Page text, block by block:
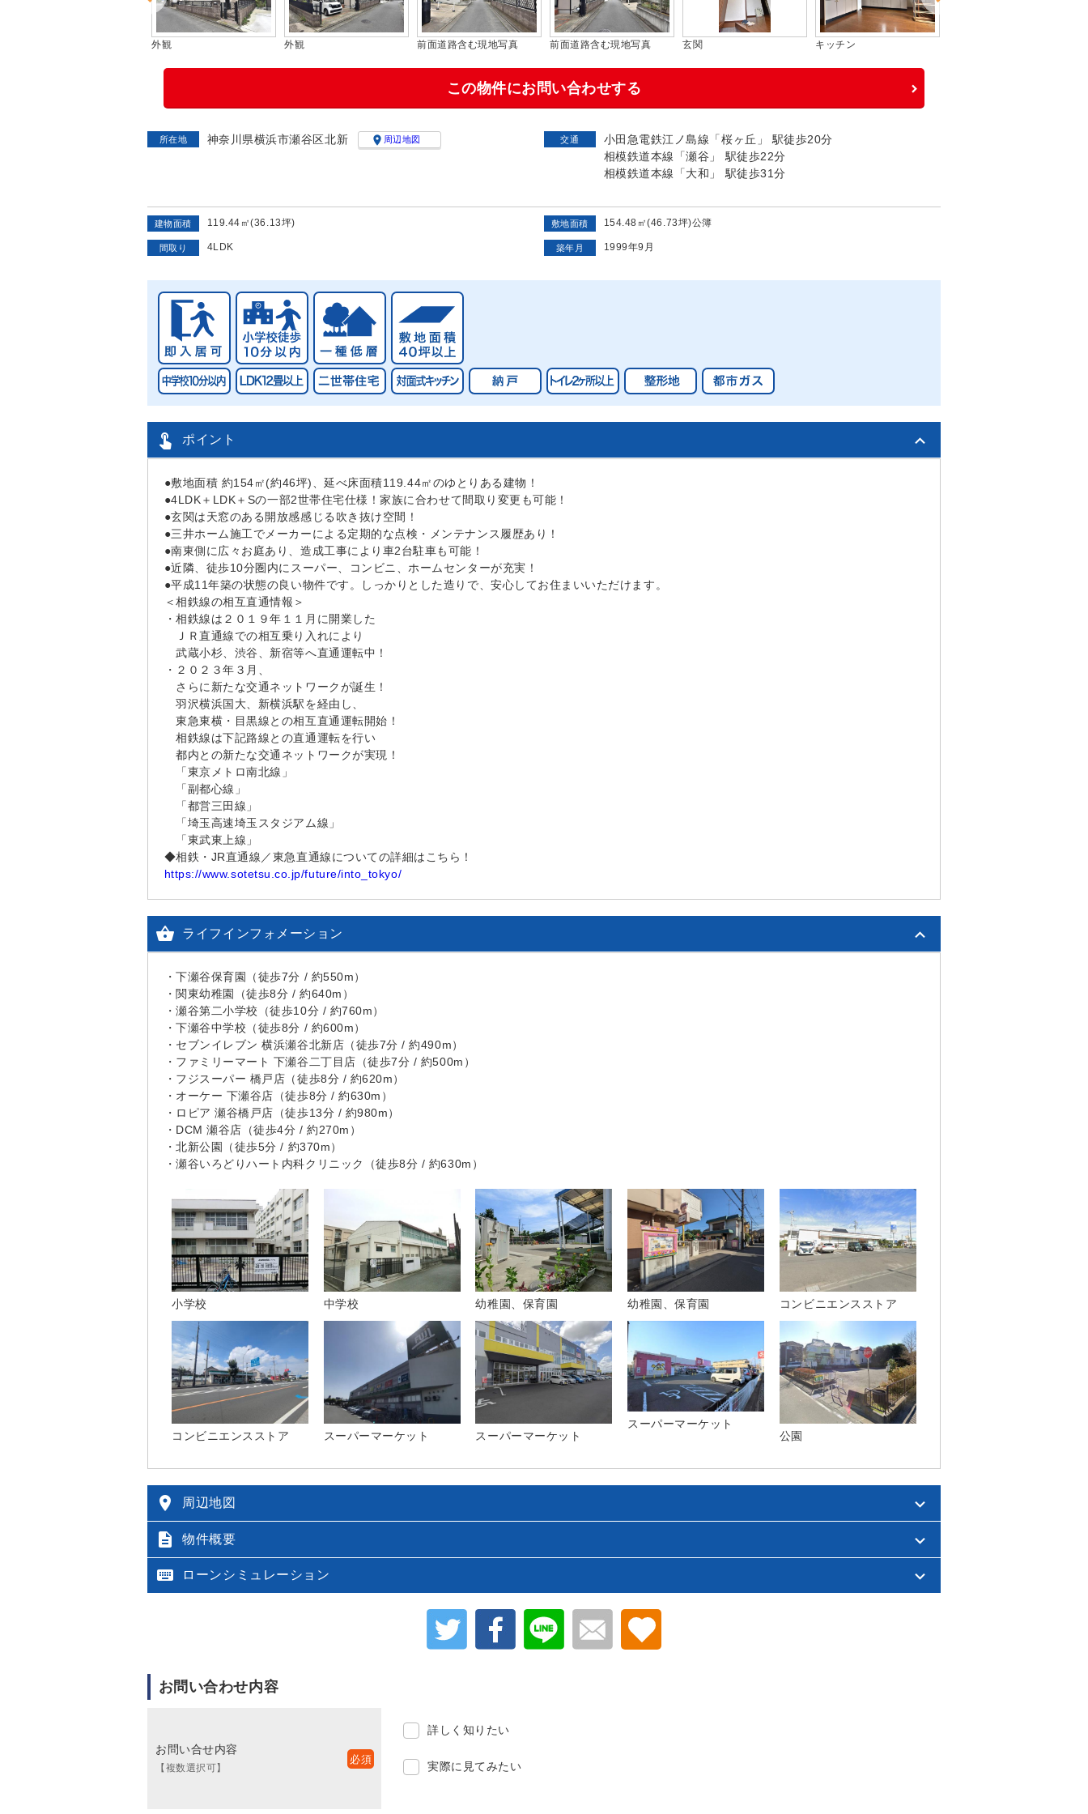
外観 外観 前面道路含む現地写真 前面道路含む現地写真 玄関 キッチン
この物件にお問い合わせする
所在地 神奈川県横浜市瀬谷区北新  周辺地図 交通
小田急電鉄江ノ島線「桜ヶ丘」 駅徒歩20分
相模鉄道本線「瀬谷」 駅徒歩22分
相模鉄道本線「大和」 駅徒歩31分
建物面積 119.44㎡(36.13坪) 敷地面積 154.48㎡(46.73坪)公簿
間取り 4LDK 築年月 1999年9月
 ポイント
●敷地面積 約154㎡(約46坪)、延べ床面積119.44㎡のゆとりある建物！
●4LDK＋LDK＋Sの一部2世帯住宅仕様！家族に合わせて間取り変更も可能！
●玄関は天窓のある開放感感じる吹き抜け空間！
●三井ホーム施工でメーカーによる定期的な点検・メンテナンス履歴あり！
●南東側に広々お庭あり、造成工事により車2台駐車も可能！
●近隣、徒歩10分圏内にスーパー、コンビニ、ホームセンターが充実！
●平成11年築の状態の良い物件です。しっかりとした造りで、安心してお住まいいただけます。
＜相鉄線の相互直通情報＞
・相鉄線は２０１９年１１月に開業した
ＪＲ直通線での相互乗り入れにより
武蔵小杉、渋谷、新宿等へ直通運転中！
・２０２３年３月、
さらに新たな交通ネットワークが誕生！
羽沢横浜国大、新横浜駅を経由し、
東急東横・目黒線との相互直通運転開始！
相鉄線は下記路線との直通運転を行い
都内との新たな交通ネットワークが実現！
「東京メトロ南北線」
「副都心線」
「都営三田線」
「埼玉高速埼玉スタジアム線」
「東武東上線」
◆相鉄・JR直通線／東急直通線についての詳細はこちら！
https://www.sotetsu.co.jp/future/into_tokyo/
 ライフインフォメーション
・下瀬谷保育園（徒歩7分 / 約550m）
・関東幼稚園（徒歩8分 / 約640m）
・瀬谷第二小学校（徒歩10分 / 約760m）
・下瀬谷中学校（徒歩8分 / 約600m）
・セブンイレブン 横浜瀬谷北新店（徒歩7分 / 約490m）
・ファミリーマート 下瀬谷二丁目店（徒歩7分 / 約500m）
・フジスーパー 橋戸店（徒歩8分 / 約620m）
・オーケー 下瀬谷店（徒歩8分 / 約630m）
・ロピア 瀬谷橋戸店（徒歩13分 / 約980m）
・DCM 瀬谷店（徒歩4分 / 約270m）
・北新公園（徒歩5分 / 約370m）
・瀬谷いろどりハート内科クリニック（徒歩8分 / 約630m）
小学校 中学校 幼稚園、保育園 幼稚園、保育園 コンビニエンスストア
コンビニエンスストア スーパーマーケット スーパーマーケット
スーパーマーケット
公園
 周辺地図
 物件概要
 ローンシミュレーション
お問い合わせ内容
お問い合せ内容
【複数選択可】
詳しく知りたい
実際に見てみたい